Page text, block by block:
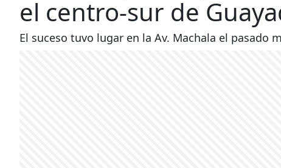
el centro-sur de
El suceso tuvo lugar en la Av. Machala el pasado